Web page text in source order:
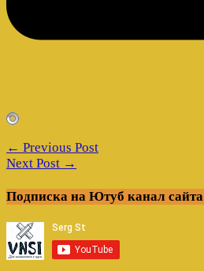
← Previous Post
Next Post →
Подписка на Ютуб канал сайта